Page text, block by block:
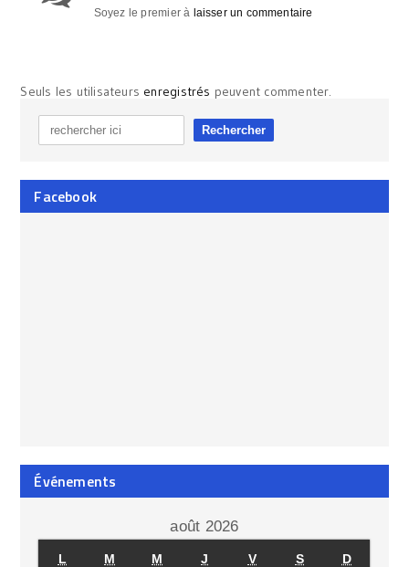
Soyez le premier à laisser un commentaire
Seuls les utilisateurs enregistrés peuvent commenter.
Facebook
Événements
août 2026
L M M J V S D